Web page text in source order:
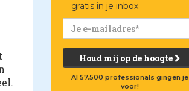
gratis in je inbox
Houd mij op de hoogte
Al 57.500 professionals gingen je
voor!